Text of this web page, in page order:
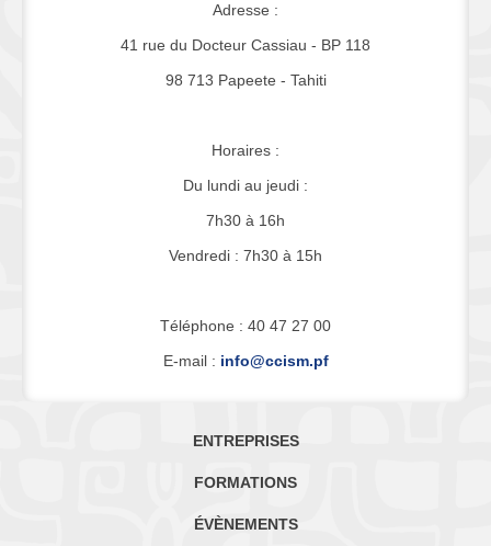
Adresse :
41 rue du Docteur Cassiau - BP 118
98 713 Papeete - Tahiti
Horaires :
Du lundi au jeudi :
7h30 à 16h
Vendredi : 7h30 à 15h
Téléphone : 40 47 27 00
E-mail : info@ccism.pf
ENTREPRISES
FORMATIONS
ÉVÈNEMENTS